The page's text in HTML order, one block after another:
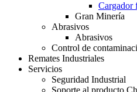
Cargador
Gran Minería
Abrasivos
Abrasivos
Control de
Remates Industriales
Servicios
Seguridad Industrial
Soporte al producto